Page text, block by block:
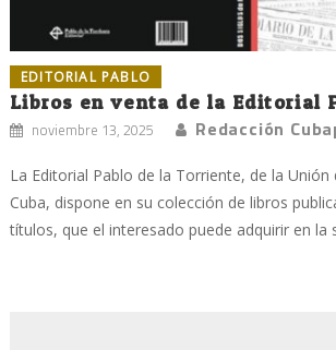
EDITORIAL PABLO
Libros en venta de la Editorial
noviembre 13, 2025 Redacción
La Editorial Pablo de la Torriente, de la Unión
Cuba, dispone en su colección de libros
títulos, que el interesado puede adquirir en la